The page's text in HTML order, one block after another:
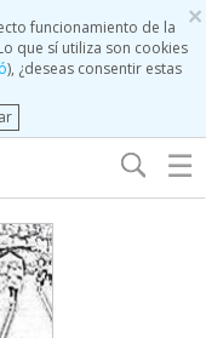
×
funcionamiento de la
que sí utiliza son cookies
), ¿deseas consentir estas
☰